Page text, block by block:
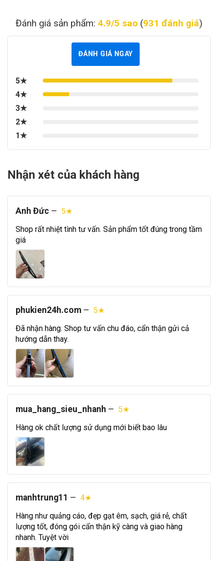
Đánh giá sản phẩm: 4.9/5 sao (931 đánh giá)
5★
4★
3★
2★
1★
ĐÁNH GIÁ NGAY
Nhận xét của khách hàng
Anh Đức — 5★
Shop rất nhiệt tình tư vấn. Sản phẩm tốt đúng trong tầm
giá
phukien24h.com — 5★
Đã nhận hàng. Shop tư vấn chu đáo, cẩn thận gửi cả
hướng dẫn thay.
mua_hang_sieu_nhanh — 5★
Hàng ok chất lượng sử dụng mới biết bao lâu
manhtrung11 — 4★
Hàng như quảng cáo, đẹp gạt êm, sạch, giá rẻ, chất
lượng tốt, đóng gói cẩn thận kỹ càng và giao hàng
nhanh. Tuyệt vời